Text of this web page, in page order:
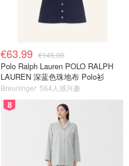
€63.99 €145.00
Polo Ralph Lauren POLO RALPH
LAUREN 深蓝色珠地布 Polo衫
Breuninger 564人感兴趣
8